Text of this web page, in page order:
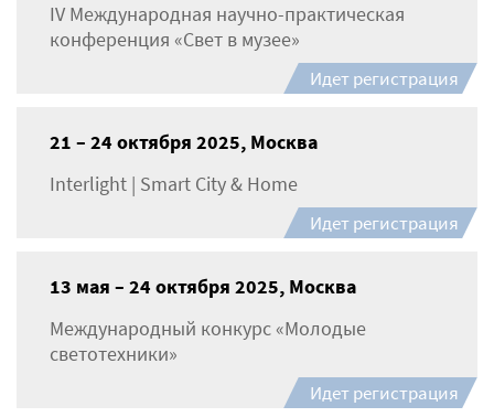
IV Международная научно-практическая
конференция «Свет в музее»
Идет регистрация
21 – 24 октября 2025, Москва
Interlight | Smart City & Home
Идет регистрация
13 мая – 24 октября 2025, Москва
Международный конкурс «Молодые
светотехники»
Идет регистрация